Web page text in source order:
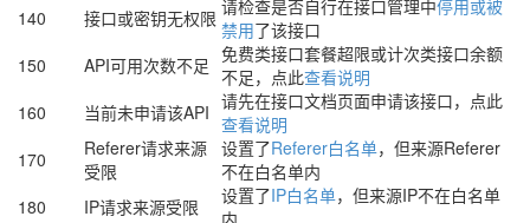
140
接口或密钥无权限 请检查是否自行在接口管理中停用或被
禁用了该接口
150
API可用次数不足 免费类接口套餐超限或计次类接口余额
不足，点此查看说明
160
当前未申请该API 请先在接口文档页面申请该接口，点此
查看说明
170
Referer请求来源
受限
设置了Referer白名单，但来源Referer
不在白名单内
180
IP请求来源受限 设置了IP白名单，但来源IP不在白名单
内